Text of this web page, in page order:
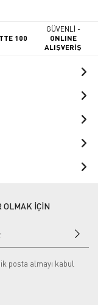
100
GÜVENLİ -
ONLINE
ALIŞVERİŞ
İÇİN
posta almayı kabul